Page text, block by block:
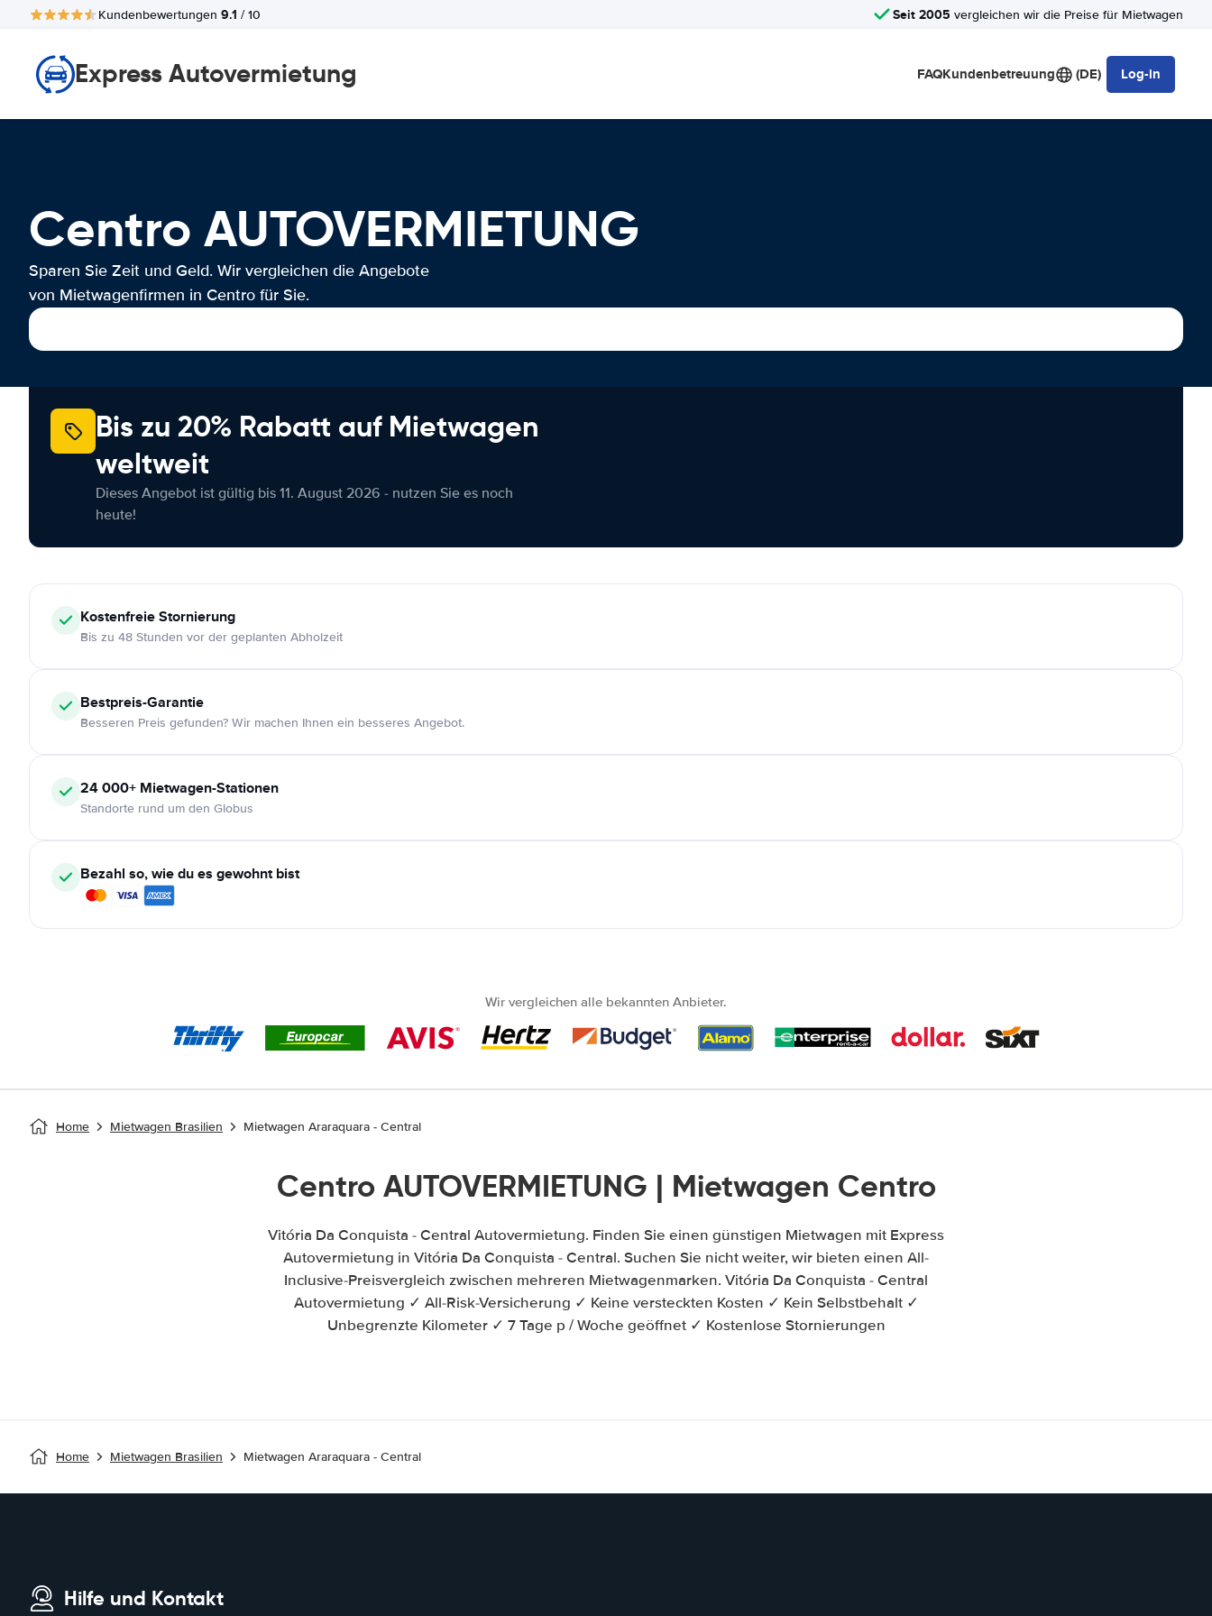
Kundenbewertungen 9.1 / 10 Seit 2005 vergleichen wir die Preise für Mietwagen
Express Autovermietung FAQKundenbetreuung (DE) Log-in
Centro AUTOVERMIETUNG
Sparen Sie Zeit und Geld. Wir vergleichen die Angebote
von Mietwagenfirmen in Centro für Sie.
Bis zu 20% Rabatt auf Mietwagen
weltweit
Dieses Angebot ist gültig bis 11. August 2026 - nutzen Sie es noch
heute!
KostenfreieStornierung
Bis zu 48 Stunden vor der geplanten Abholzeit
Bestpreis-Garantie
Besseren Preis gefunden? Wir machen Ihnen ein besseres Angebot.
24 000+ Mietwagen-Stationen
Standorte rund um den Globus
Bezahl so, wie du es gewohnt bist
Wir vergleichen alle bekannten Anbieter.
Home Mietwagen Brasilien Mietwagen Araraquara - Central
Centro AUTOVERMIETUNG | Mietwagen Centro
Vitória Da Conquista - Central Autovermietung. Finden Sie einen günstigen Mietwagen mit Express
Autovermietung in Vitória Da Conquista - Central. Suchen Sie nicht weiter, wir bieten einen All-
Inclusive-Preisvergleich zwischen mehreren Mietwagenmarken. Vitória Da Conquista - Central
Autovermietung ✓ All-Risk-Versicherung ✓ Keine versteckten Kosten ✓ Kein Selbstbehalt ✓
Unbegrenzte Kilometer ✓ 7 Tage p / Woche geöffnet ✓ Kostenlose Stornierungen
Home Mietwagen Brasilien Mietwagen Araraquara - Central
Hilfe und Kontakt